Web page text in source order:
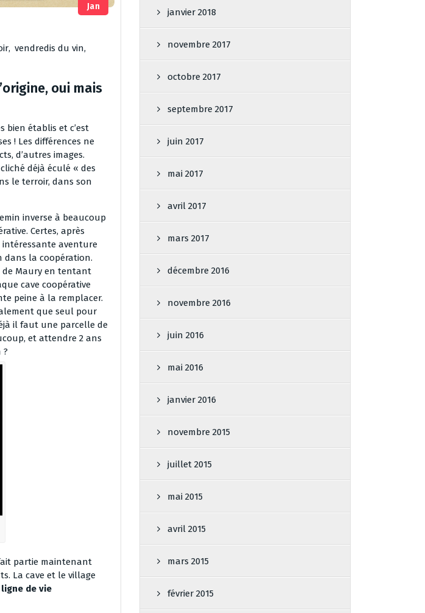
, vendredis du vin,
Jan
oui mais
bien établis et c’est
! Les différences ne
d’autres images.
déjà éculé « des
le terroir, dans son
inverse à beaucoup
Certes, après
intéressante aventure
dans la coopération.
de Maury en tentant
cave coopérative
peine à la remplacer.
que seul pour
il faut une parcelle de
et attendre 2 ans
?
partie maintenant
La cave et le village
de vie
janvier 2018
novembre 2017
octobre 2017
septembre 2017
juin 2017
mai 2017
avril 2017
mars 2017
décembre 2016
novembre 2016
juin 2016
mai 2016
janvier 2016
novembre 2015
juillet 2015
mai 2015
avril 2015
mars 2015
février 2015